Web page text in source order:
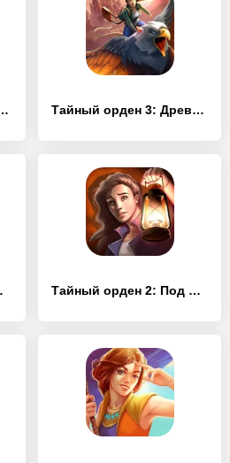
Древние духи (Full) Тайный орден 3: Древние времена (Full)
Full Тайный орден 2: Под маской (Full)